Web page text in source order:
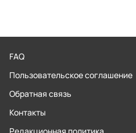
FAQ
Пользовательское соглашение
Обратная связь
Контакты